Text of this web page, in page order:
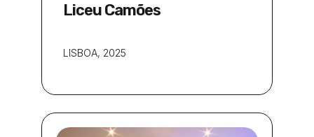
Liceu Camões
LISBOA, 2025